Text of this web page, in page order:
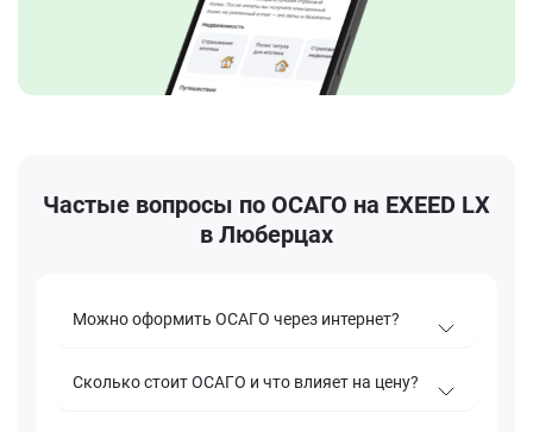
Частые вопросы по ОСАГО на EXEED LX
в Люберцах
Можно оформить ОСАГО через интернет?
Сколько стоит ОСАГО и что влияет на цену?